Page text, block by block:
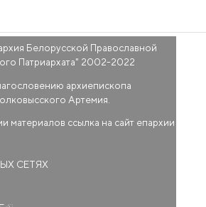
Белорусской Православной
Патриархата" 2002-2022
архиепископа
Артемия.
материалов ссылка на сайт епархии
СЕТЯХ